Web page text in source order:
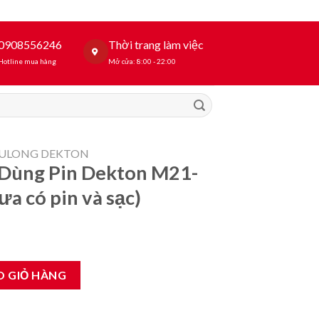
mua hàng
Thời trang làm việc
Mở cửa: 8:00 - 22:00
DEKTON
Pin Dekton M21-
có pin và sạc)
M21-IW590 PLUS ( Chưa có pin và sạc) số lượng
GIỎ HÀNG